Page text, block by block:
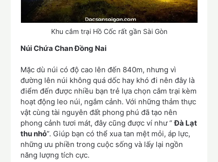
Khu cắm trại Hồ Cốc rất gần Sài Gòn
Núi Chứa Chan Đồng Nai
Mặc dù núi có độ cao lên đến 840m, nhưng vì
đường lên núi không quá dốc hay khó đi nên đây là
điểm đến được nhiều bạn trẻ lựa chọn cắm trại kèm
hoạt động leo núi, ngắm cảnh. Với những thảm thực
vật cùng tài nguyên đất phong phú đã tạo nên
phong cảnh tươi mát, đây cũng được ví như “Đà Lạt
thu nhỏ”. Giúp bạn có thể xua tan mệt mỏi, áp lực,
những ưu phiền trong cuộc sống và lấy lại ngồn
năng lượng tích cực.